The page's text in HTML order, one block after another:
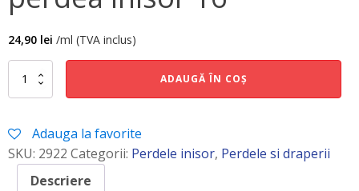
24,90 lei /ml (TVA inclus)
Cantitate
perdea
ADAUGĂ ÎN COȘ
Adauga la favorite
SKU: 2922 Categorii: Perdele inisor, Perdele si draperii
Descriere